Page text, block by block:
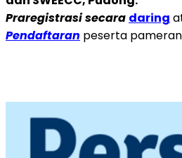
Praregistrasi secara daring
Pendaftaran peserta